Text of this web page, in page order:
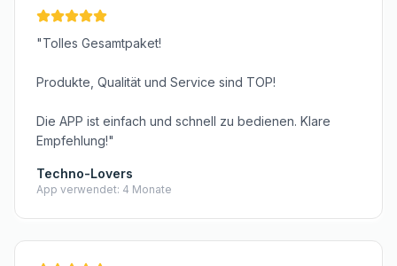
"Tolles Gesamtpaket!
Produkte, Qualität und Service sind TOP!
Die APP ist einfach und schnell zu bedienen. Klare
Empfehlung!"
Techno-Lovers
App verwendet: 4 Monate